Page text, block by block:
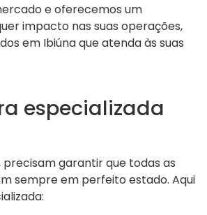
e oferecemos um
impacto nas suas operações,
em Ibiúna que atenda às suas
especializada
garantir que todas as
sempre em perfeito estado. Aqui